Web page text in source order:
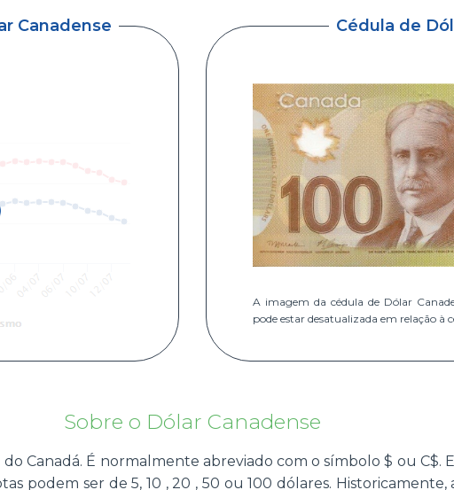
Canadense Cédula de
A imagem da cédula de Dólar
pode estar desatualizada em relação à
Sobre o Dólar Canadense
Canadá. É normalmente abreviado com o símbolo $ ou C$.
podem ser de 5, 10 , 20 , 50 ou 100 dólares.